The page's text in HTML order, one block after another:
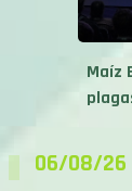
Maíz
06/08/26